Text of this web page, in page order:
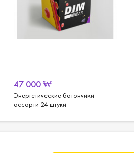
47 000₩
Энергетические батончики
ассорти 24 штуки